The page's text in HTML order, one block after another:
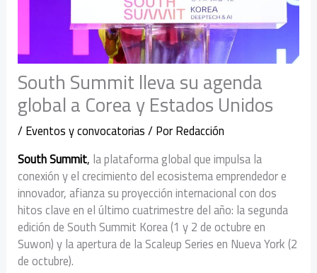
South Summit lleva su agenda
global a Corea y Estados Unidos
/Eventos y convocatorias/ PorRedacción
South Summit, la plataforma global que impulsa la
conexión y el crecimiento del ecosistema emprendedor e
innovador, afianza su proyección internacional con dos
hitos clave en el último cuatrimestre del año: la segunda
edición de South Summit Korea (1 y 2 de octubre en
Suwon) y la apertura de la Scaleup Series en Nueva York (2
de octubre).